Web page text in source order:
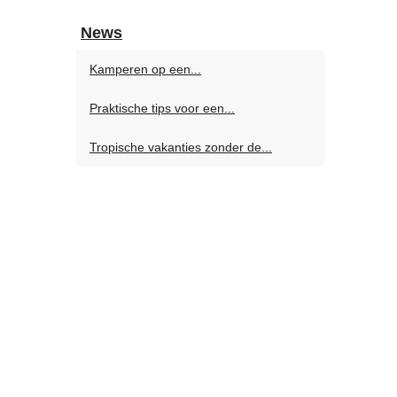
News
Kamperen op een...
Praktische tips voor een...
Tropische vakanties zonder de...